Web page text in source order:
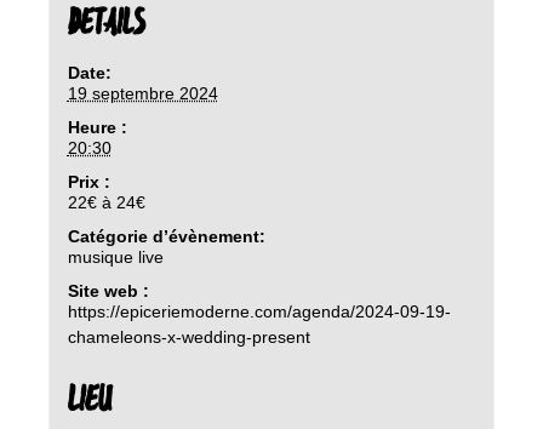
DETAILS
Date:
19 septembre 2024
Heure :
20:30
Prix :
22€ à 24€
Catégorie d’évènement:
musique live
Site web :
https://epiceriemoderne.com/agenda/2024-09-19-
chameleons-x-wedding-present
LIEU